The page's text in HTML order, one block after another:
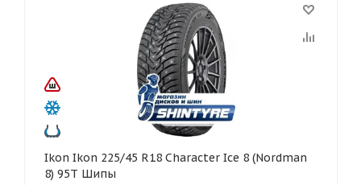
Ikon Ikon 225/45 R18 Character Ice 8 (Nordman
8) 95T Шипы